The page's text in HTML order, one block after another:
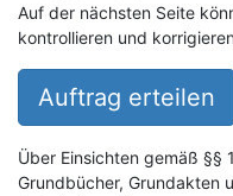
Auf der nächsten Seite
kontrollieren und
Auftrag erteilen
Über Einsichten gemäß §§
Grundbücher, Grundakten